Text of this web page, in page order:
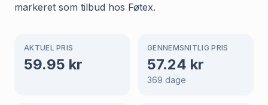
markeret som tilbud hos Føtex.
AKTUEL PRIS
59.95 kr
GENNEMSNITLIG PRIS
57.24 kr
369 dage